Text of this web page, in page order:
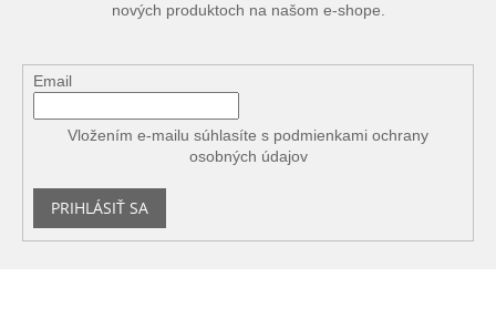
nových produktoch na našom e-shope.
Email
Vložením e-mailu súhlasíte s podmienkami ochrany
osobných údajov
PRIHLÁSIŤ SA